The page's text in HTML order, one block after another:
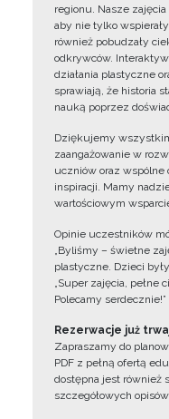
regionu. Nasze zajęcia
aby nie tylko
również pobudzały
odkrywców.
działania plastyczne
sprawiają, że historia
nauką poprzez
Dziękujemy
zaangażowanie w
uczniów oraz wspólne
inspiracji. Mamy
wartościowym
Opinie uczestników
„Byliśmy – świetne
plastyczne. Dzieci
„Super zajęcia, pełne
Polecamy serdecznie!”
Rezerwacje już
Zapraszamy do
PDF z pełną ofertą
dostępna jest również
szczegółowych opisów.